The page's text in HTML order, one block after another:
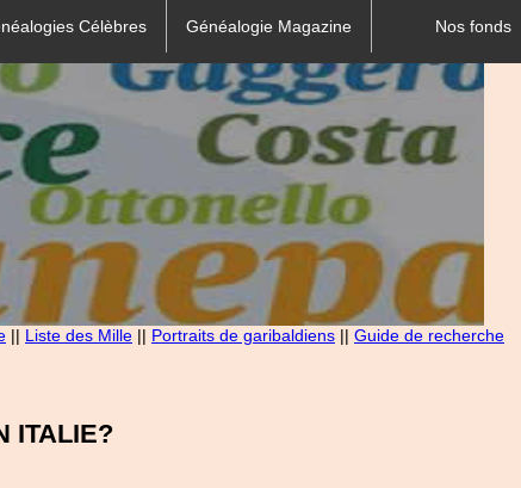
Célèbres Généalogie Magazine Nos fonds
|| Liste des Mille || Portraits de garibaldiens || Guide de recherche
ITALIE?